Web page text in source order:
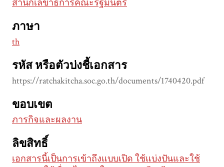
สำนักเลขาธิการคณะรัฐมนตรี
ภาษา
th
รหัส หรือตัวบ่งชี้เอกสาร
https://ratchakitcha.soc.go.th/documents/1740420.pdf
ขอบเขต
ภารกิจและผลงาน
ลิขสิทธิ์
เอกสารนี้เป็นการเข้าถึงแบบเปิด ใช้แบ่งปันและใช้